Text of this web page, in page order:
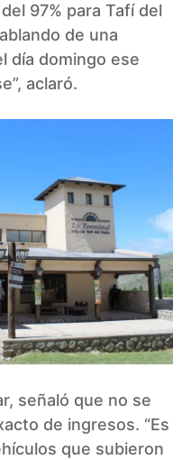
97% para Tafí del
de una
día domingo ese
aclaró.
señaló que no se
de ingresos. “Es
que subieron